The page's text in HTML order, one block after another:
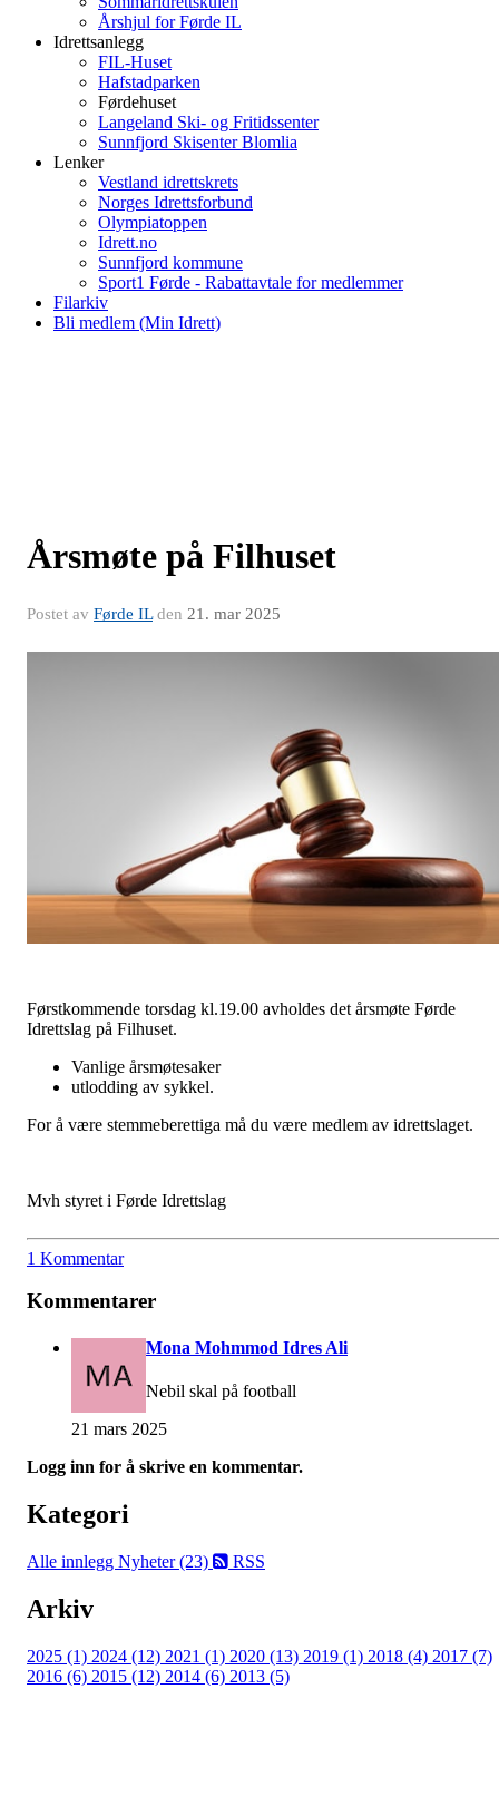
Årshjul for Førde IL
Idrettsanlegg
FIL-Huset
Hafstadparken
Førdehuset
Langeland Ski- og Fritidssenter
Sunnfjord Skisenter Blomlia
Lenker
Vestland idrettskrets
Norges Idrettsforbund
Olympiatoppen
Idrett.no
Sunnfjord kommune
Sport1 Førde - Rabattavtale for medlemmer
Filarkiv
Bli medlem (Min Idrett)
Årsmøte på Filhuset
Postet av Førde ILden 21. mar 2025
Førstkommende torsdag kl.19.00 avholdes det årsmøte Førde
Idrettslag på Filhuset.
Vanlige årsmøtesaker
utlodding av sykkel.
For å være stemmeberettiga må du være medlem av idrettslaget.
Mvh styret i Førde Idrettslag
1 Kommentar
Kommentarer
Mona Mohmmod Idres Ali
Nebil skal på football
21 mars 2025
Logg inn for å skrive en kommentar.
Kategori
Alle innlegg Nyheter (23) RSS
Arkiv
2025 (1) 2024 (12) 2021 (1) 2020 (13) 2019 (1) 2018 (4) 2017 (7)
2016 (6) 2015 (12) 2014 (6) 2013 (5)